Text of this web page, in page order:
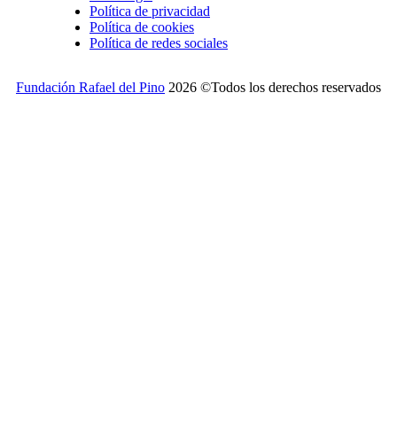
Política de privacidad
Política de cookies
Política de redes sociales
Fundación Rafael del Pino 2026 ©Todos los derechos reservados